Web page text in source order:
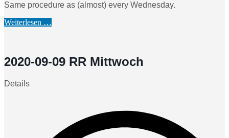
Same procedure as (almost) every Wednesday.
Weiterlesen …
2020-09-09 RR Mittwoch
Details